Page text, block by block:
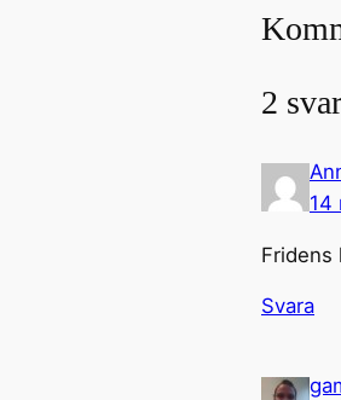
2
14
Fridens
Svara